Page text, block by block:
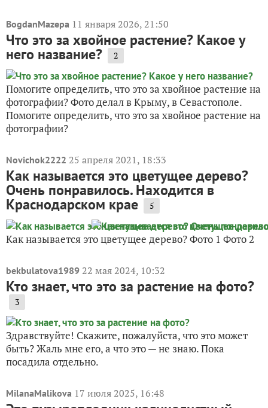
BogdanMazepa 11 января 2026, 21:50
Что это за хвойное растение? Какое у
него название? 2
Помогите определить, что это за хвойное растение на
фотографии? Фото делал в Крыму, в Севастополе.
Помогите определить, что это за хвойное растение на
фотографии?
Novichok2222 25 апреля 2021, 18:33
Как называется это цветущее дерево?
Очень понравилось. Находится в
Краснодарском крае 5
Как называется это цветущее дерево? Фото 1 Фото 2
bekbulatova1989 22 мая 2024, 10:32
Кто знает, что это за растение на фото?
3
Здравствуйте! Скажите, пожалуйста, что это может
быть? Жаль мне его, а что это — не знаю. Пока
посадила отдельно.
MilanaMalikova 17 июля 2025, 16:48